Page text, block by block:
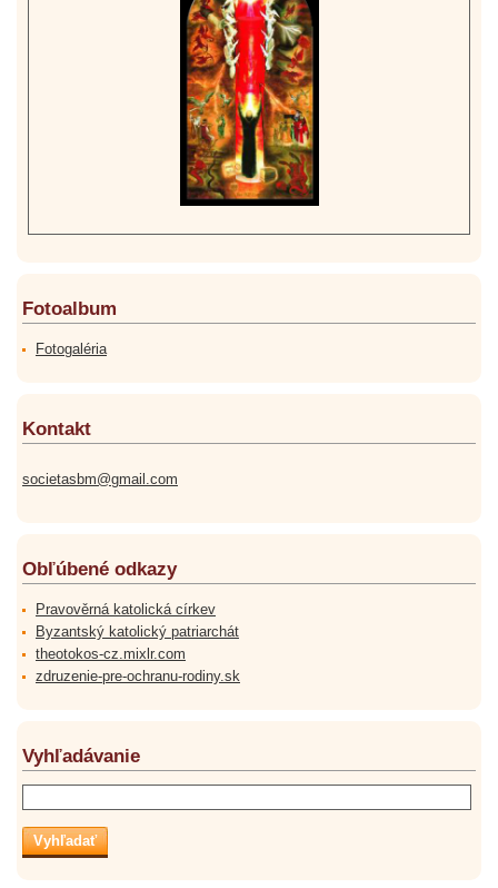
Fotoalbum
Fotogaléria
Kontakt
societasbm@gmail.com
Obľúbené odkazy
Pravověrná katolická církev
Byzantský katolický patriarchát
theotokos-cz.mixlr.com
zdruzenie-pre-ochranu-rodiny.sk
Vyhľadávanie